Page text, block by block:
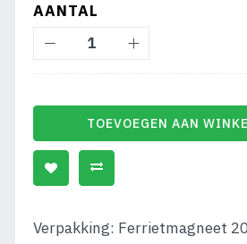
AANTAL
TOEVOEGEN AAN
Verpakking: Ferrietmagneet